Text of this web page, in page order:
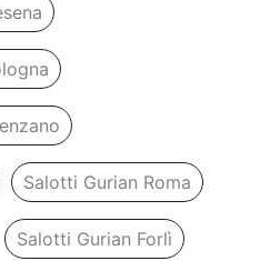
Salotti Gurian Roma
Salotti Gurian Forlì